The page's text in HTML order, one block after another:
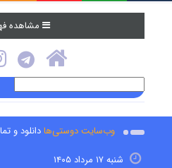
مشاهده
وب‌سایت دوستی‌هادانلود و
شنبه ۱۷ مرداد ۱۴۰۵